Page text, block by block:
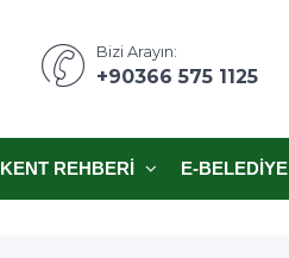
Bizi Arayın:
+90366 575 1125
KENT REHBERI E-BELEDIYE